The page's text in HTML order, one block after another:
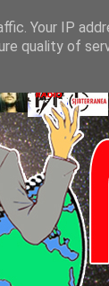
Your IP
quality of